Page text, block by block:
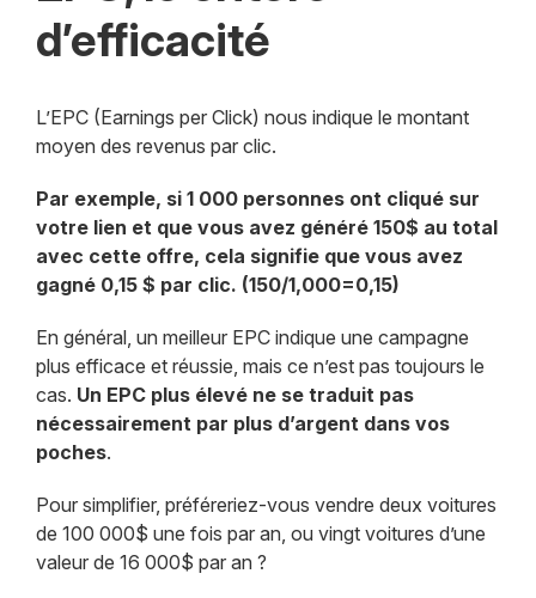
d’efficacité
L’EPC (Earnings per Click) nous indique le montant
moyen des revenus par clic.
Par exemple, si 1 000 personnes ont cliqué sur
votre lien et que vous avez généré 150$ au total
avec cette offre, cela signifie que vous avez
gagné 0,15 $ par clic. (150/1,000=0,15)
En général, un meilleur EPC indique une campagne
plus efficace et réussie, mais ce n’est pas toujours le
cas. Un EPC plus élevé ne se traduit pas
nécessairement par plus d’argent dans vos
poches.
Pour simplifier, préféreriez-vous vendre deux voitures
de 100 000$ une fois par an, ou vingt voitures d’une
valeur de 16 000$ par an ?